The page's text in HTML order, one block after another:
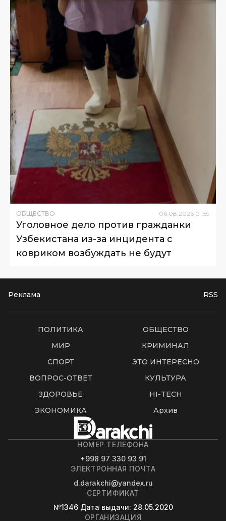
ОБЩЕСТВО 06.08.2026 01:59
Уголовное дело против гражданки
Узбекистана из-за инцидента с
ковриком возбуждать не будут
Реклама RSS
ПОЛИТИКА
ОБЩЕСТВО
МИР
КРИМИНАЛ
СПОРТ
ЭТО ИНТЕРЕСНО
ВОПРОС-ОТВЕТ
КУЛЬТУРА
ЗДОРОВЬЕ
HI-TECH
ЭКОНОМИКА
Архив
НОМЕР ТЕЛЕФОНА
+998 97 330 93 91
ЭЛЕКТРОННАЯ ПОЧТА
d.darakchi@yandex.ru
СЕРТИФИКАТ
№1346 Дата выдачи: 28.05.2020
ОРГАНИЗАЦИЯ